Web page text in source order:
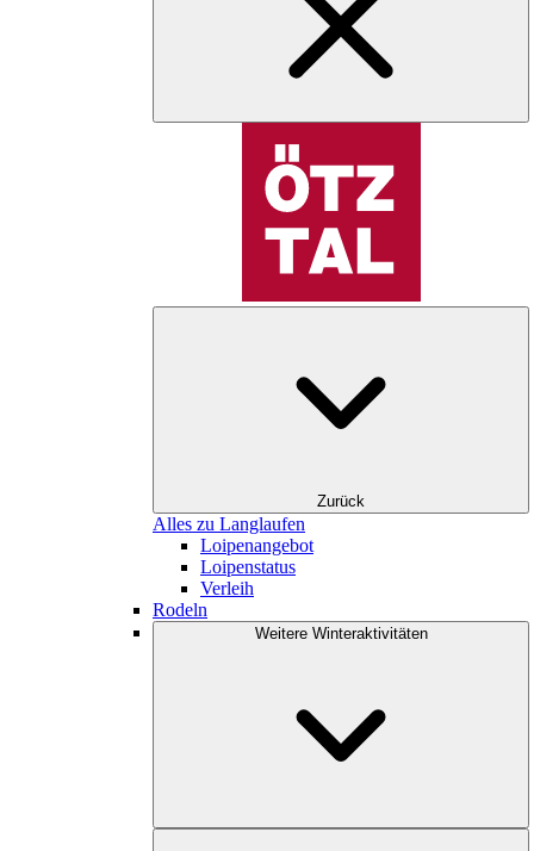
Zurück
Alles zu Langlaufen
Loipenangebot
Loipenstatus
Verleih
Rodeln
Weitere Winteraktivitäten